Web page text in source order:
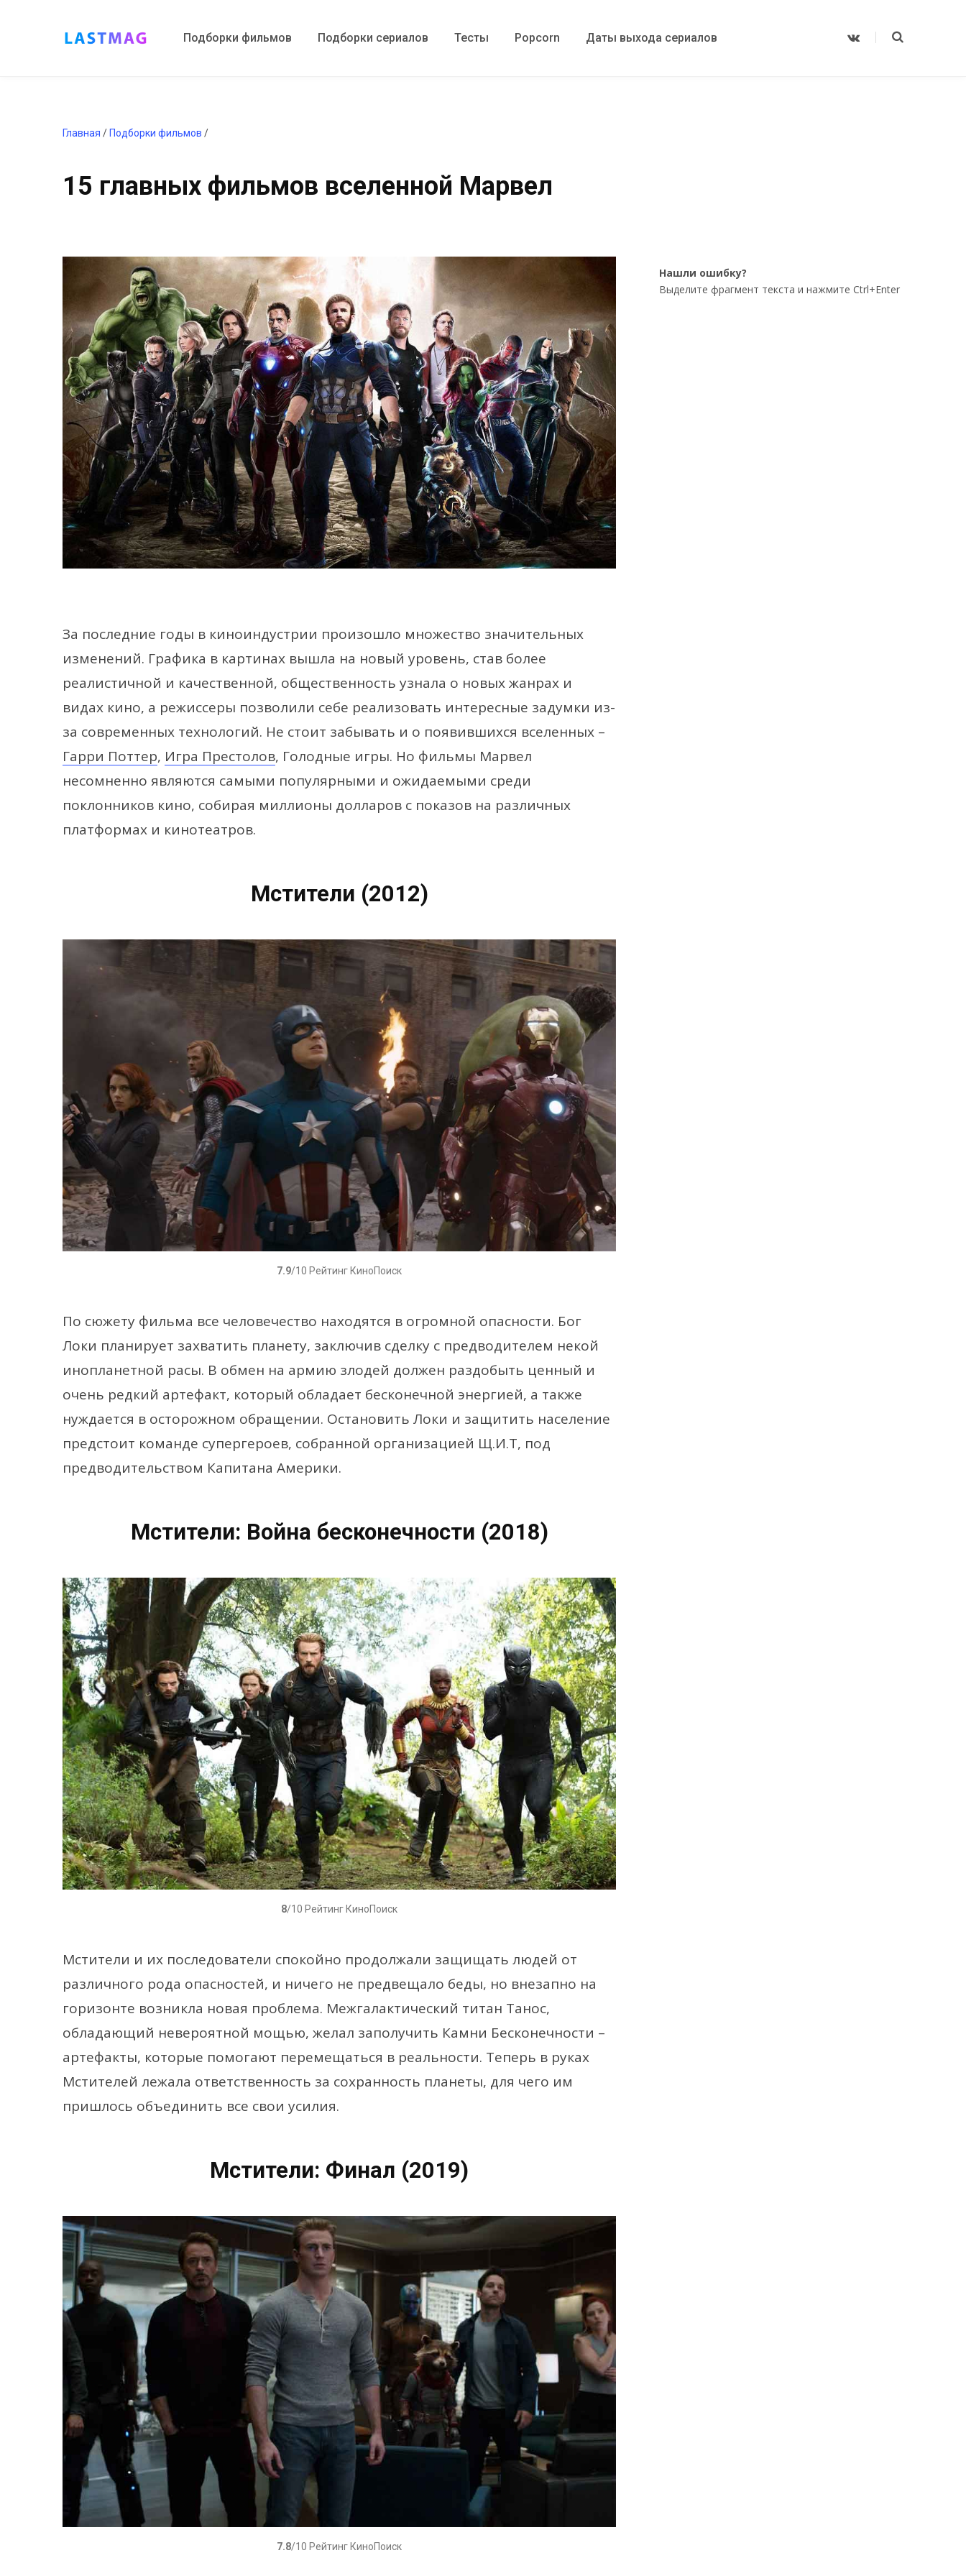
Подборки фильмов Подборки сериалов Тесты Popcorn Даты выхода сериалов
V
Главная / Подборки фильмов /
15 главных фильмов вселенной Марвел
За последние годы в киноиндустрии произошло множество значительных
изменений. Графика в картинах вышла на новый уровень, став более
реалистичной и качественной, общественность узнала о новых жанрах и
видах кино, а режиссеры позволили себе реализовать интересные задумки из-
за современных технологий. Не стоит забывать и о появившихся вселенных –
Гарри Поттер, Игра Престолов, Голодные игры. Но фильмы Марвел
несомненно являются самыми популярными и ожидаемыми среди
поклонников кино, собирая миллионы долларов с показов на различных
платформах и кинотеатров.
Мстители (2012)
7.9/10 Рейтинг КиноПоиск
По сюжету фильма все человечество находятся в огромной опасности. Бог
Локи планирует захватить планету, заключив сделку с предводителем некой
инопланетной расы. В обмен на армию злодей должен раздобыть ценный и
очень редкий артефакт, который обладает бесконечной энергией, а также
нуждается в осторожном обращении. Остановить Локи и защитить население
предстоит команде супергероев, собранной организацией Щ.И.Т, под
предводительством Капитана Америки.
Мстители: Война бесконечности (2018)
8/10 Рейтинг КиноПоиск
Мстители и их последователи спокойно продолжали защищать людей от
различного рода опасностей, и ничего не предвещало беды, но внезапно на
горизонте возникла новая проблема. Межгалактический титан Танос,
обладающий невероятной мощью, желал заполучить Камни Бесконечности –
артефакты, которые помогают перемещаться в реальности. Теперь в руках
Мстителей лежала ответственность за сохранность планеты, для чего им
пришлось объединить все свои усилия.
Мстители: Финал (2019)
7.8/10 Рейтинг КиноПоиск
Нашли ошибку?
Выделите фрагмент текста и нажмите Ctrl+Enter